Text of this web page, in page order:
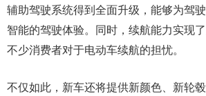
辅助驾驶系统得到全面升级，能够为驾
智能的驾驶体验。同时，续航能力实现
不少消费者对于电动车续航的担忧。
不仅如此，新车还将提供新颜色、新轮